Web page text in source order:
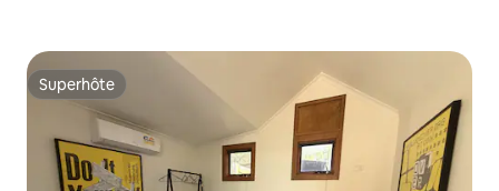
Superhôte
Superhôte